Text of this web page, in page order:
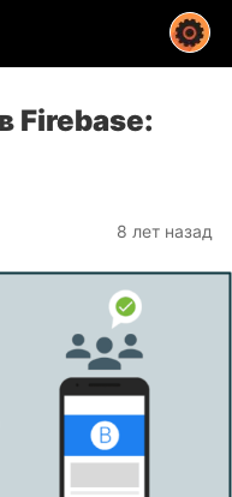
Firebase:
8 лет назад